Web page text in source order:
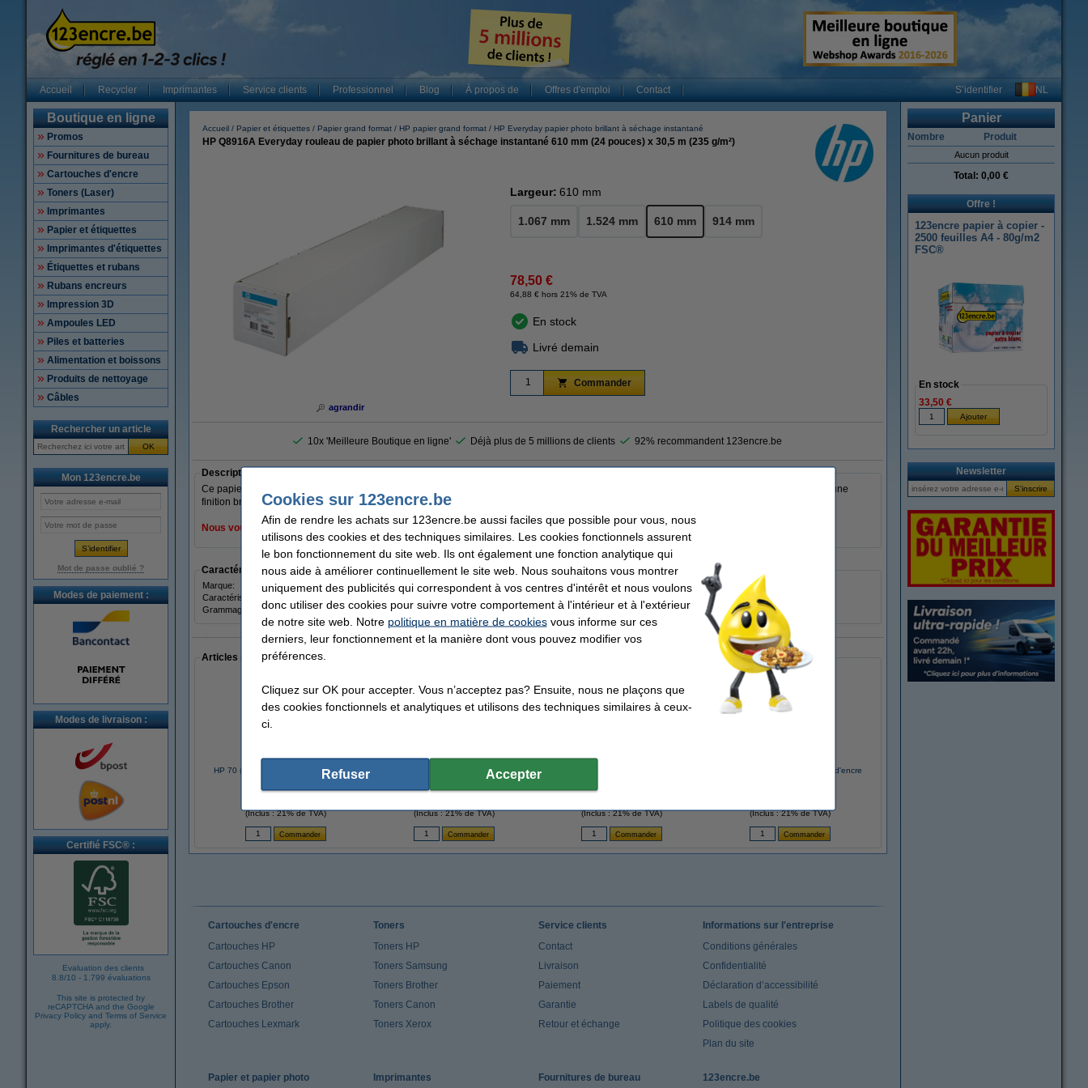
Accueil Recycler Imprimantes Service clients Professionnel Blog À propos de Offres d'emploi Contact S’identifier NL
Boutique en ligne
Promos
Fournitures de bureau
Cartouches d'encre
Toners (Laser)
Imprimantes
Papier et étiquettes
Imprimantes d'étiquettes
Étiquettes et rubans
Rubans encreurs
Impression 3D
Ampoules LED
Piles et batteries
Alimentation et boissons
Produits de nettoyage
Câbles
Rechercher un article
OK
Mon 123encre.be
Mot de passe oublié ?
Modes de paiement :
Modes de livraison :
Certifié FSC® :
Evaluation des clients
8.8/10 - 1.799 évaluations
This site is protected by
reCAPTCHA and the Google
Privacy Policy and Terms of Service
apply.
Accueil Papier et étiquettes Papier grand format HP papier grand format HP Everyday papier photo brillant à séchage instantané
HP Q8916A Everyday rouleau de papier photo brillant à séchage instantané 610 mm (24 pouces) x 30,5 m (235 g/m²)
agrandir
Largeur: 610 mm
1.067 mm 1.524 mm 610 mm 914 mm
78,50 €
64,88 € hors 21% de TVA
En stock
Livré demain
Commander
10x 'Meilleure Boutique en ligne' Déjà plus de 5 millions de clients 92% recommandent 123encre.be
Description
Ce papier photo HP Q8916A Everyday Instant-Dray en rouleau est 610 mm (24 pouces) de large. Ce papier de 235 g/m² sèche rapidement et a une
finition brillante satinée. Un rouleau contient 30,5 mètres de papier.
Nous vous conseillons de choisir la marque 123encre au lieu de ce rouleau de papier.
Caractéristiques
Marque: HP Dimensions:
Caractéristique:
brillant
848412012972
Grammage:
235 g/m² Code produit: 151116
Articles populaires auprès des clients qui ont également commandé cet article
HP 70 (C9448A de) cartouche d'encre
(d'origine) - noir mat
(Inclus : 21% de TVA)
HP 70 (C9450A de) cartouche d'encre
(Inclus : 21% de TVA) (Inclus : 21% de TVA)
HP 70 (C9454A de) cartouche d'encre
(Inclus : 21% de TVA)
Panier
Nombre Produit
Aucun produit
Total: 0,00 €
Offre !
123encre papier à copier -
2500 feuilles A4 - 80g/m2
FSC®
En stock
33,50 €
Newsletter
Cartouches d'encre
Cartouches HP
Cartouches Canon
Cartouches Epson
Cartouches Brother
Cartouches Lexmark
Toners
Toners HP
Toners Samsung
Toners Brother
Toners Canon
Toners Xerox
Service clients
Contact
Livraison
Paiement
Garantie
Retour et échange
Informations sur l'entreprise
Conditions générales
Confidentialité
Déclaration d’accessibilité
Labels de qualité
Politique des cookies
Plan du site
Papier et papier photo Imprimantes Fournitures de bureau 123encre.be
Cookies sur 123encre.be
Afin de rendre les achats sur 123encre.be aussi faciles que possible pour vous, nous
utilisons des cookies et des techniques similaires. Les cookies fonctionnels assurent
le bon fonctionnement du site web. Ils ont également une fonction analytique qui
nous aide à améliorer continuellement le site web. Nous souhaitons vous montrer
uniquement des publicités qui correspondent à vos centres d'intérêt et nous voulons
donc utiliser des cookies pour suivre votre comportement à l'intérieur et à l'extérieur
de notre site web. Notre politique en matière de cookiesvous informe sur ces
derniers, leur fonctionnement et la manière dont vous pouvez modifier vos
préférences.
Cliquez sur OK pour accepter. Vous n’acceptez pas? Ensuite, nous ne plaçons que
des cookies fonctionnels et analytiques et utilisons des techniques similaires à ceux-
ci.
Refuser Accepter